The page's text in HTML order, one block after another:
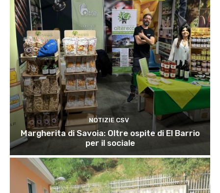
NOTIZIE CSV
Margherita di Savoia: Oltre ospite di El Barrio
per il sociale